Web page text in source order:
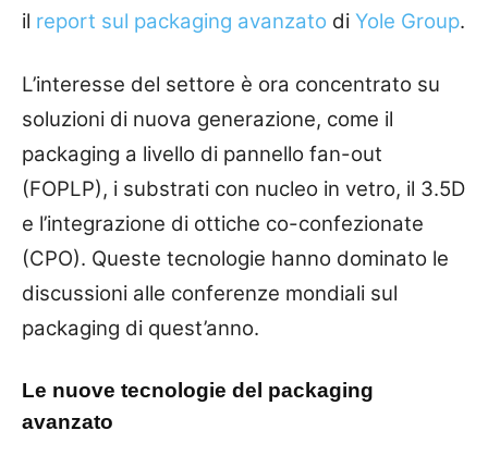
il report sul packaging avanzato di Yole Group.
L’interesse del settore è ora concentrato su
soluzioni di nuova generazione, come il
packaging a livello di pannello fan-out
(FOPLP), i substrati con nucleo in vetro, il 3.5D
e l’integrazione di ottiche co-confezionate
(CPO). Queste tecnologie hanno dominato le
discussioni alle conferenze mondiali sul
packaging di quest’anno.
Le nuove tecnologie del packaging
avanzato